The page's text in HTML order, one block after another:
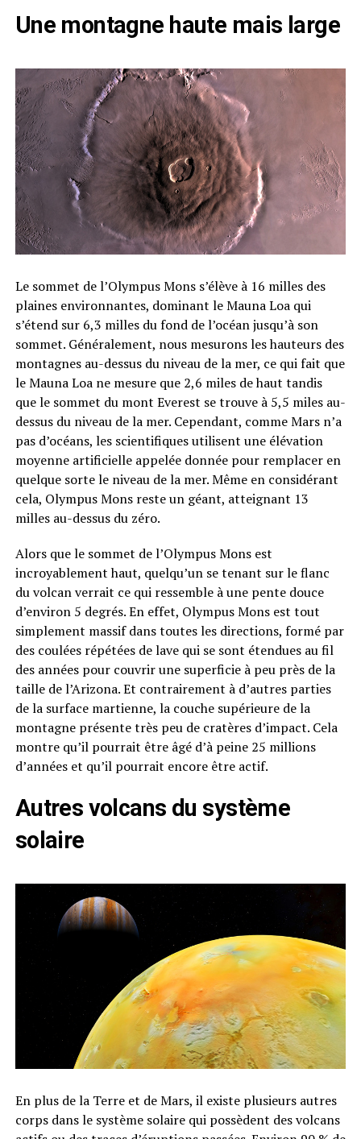
Une montagne haute mais large
Le sommet de l’Olympus Mons s’élève à 16 milles des
plaines environnantes, dominant le Mauna Loa qui
s’étend sur 6,3 milles du fond de l’océan jusqu’à son
sommet. Généralement, nous mesurons les hauteurs des
montagnes au-dessus du niveau de la mer, ce qui fait que
le Mauna Loa ne mesure que 2,6 miles de haut tandis
que le sommet du mont Everest se trouve à 5,5 miles au-
dessus du niveau de la mer. Cependant, comme Mars n’a
pas d’océans, les scientifiques utilisent une élévation
moyenne artificielle appelée donnée pour remplacer en
quelque sorte le niveau de la mer. Même en considérant
cela, Olympus Mons reste un géant, atteignant 13
milles au-dessus du zéro.
Alors que le sommet de l’Olympus Mons est
incroyablement haut, quelqu’un se tenant sur le flanc
du volcan verrait ce qui ressemble à une pente douce
d’environ 5 degrés. En effet, Olympus Mons est tout
simplement massif dans toutes les directions, formé par
des coulées répétées de lave qui se sont étendues au fil
des années pour couvrir une superficie à peu près de la
taille de l’Arizona. Et contrairement à d’autres parties
de la surface martienne, la couche supérieure de la
montagne présente très peu de cratères d’impact. Cela
montre qu’il pourrait être âgé d’à peine 25 millions
d’années et qu’il pourrait encore être actif.
Autres volcans du système
solaire
En plus de la Terre et de Mars, il existe plusieurs autres
corps dans le système solaire qui possèdent des volcans